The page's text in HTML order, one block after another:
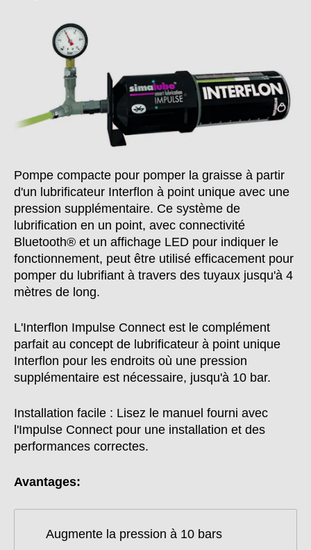
Pompe compacte pour pomper la graisse à partir
d'un lubrificateur Interflon à point unique avec une
pression supplémentaire. Ce système de
lubrification en un point, avec connectivité
Bluetooth® et un affichage LED pour indiquer le
fonctionnement, peut être utilisé efficacement pour
pomper du lubrifiant à travers des tuyaux jusqu'à 4
mètres de long.
L'Interflon Impulse Connect est le complément
parfait au concept de lubrificateur à point unique
Interflon pour les endroits où une pression
supplémentaire est nécessaire, jusqu'à 10 bar.
Installation facile : Lisez le manuel fourni avec
l'Impulse Connect pour une installation et des
performances correctes.
Avantages:
Augmente la pression à 10 bars